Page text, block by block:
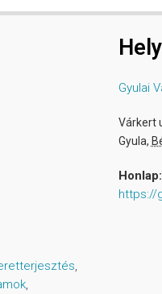
Gyulai
Várkert
Gyula,
Honlap:
https://